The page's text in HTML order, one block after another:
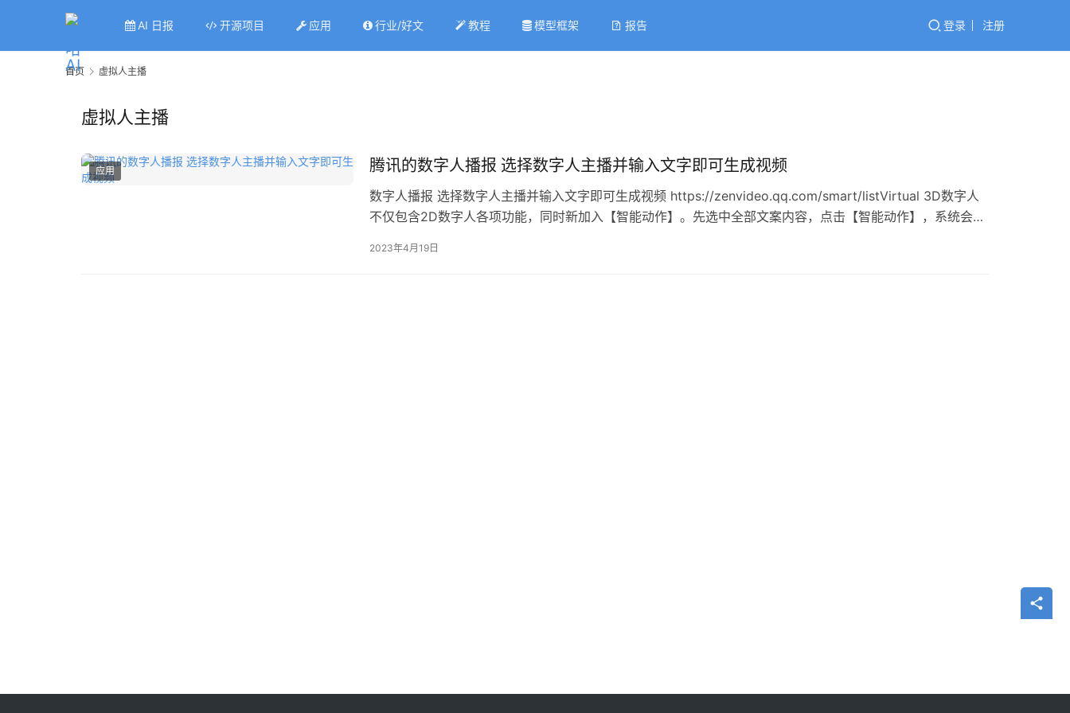
AI 日报 开源项目 应用 行业/好文 教程 模型框架 报告 登录 注册
首页 虚拟人主播
虚拟人主播
应用 腾讯的数字人播报 选择数字人主播并输入文字即可生成视频
数字人播报 选择数字人主播并输入文字即可生成视频 https://zenvideo.qq.com/smart/listVirtual 3D数字人
不仅包含2D数字人各项功能，同时新加入【智能动作】。先选中全部文案内容，点击【智能动作】，系统会通
2023年4月19日